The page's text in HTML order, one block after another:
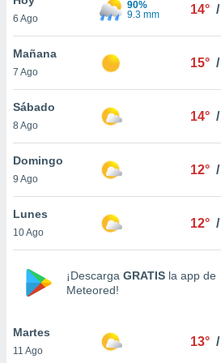
en
más
nuestra
de
aceptar
de
6 Ago
90%
9.3 mm
14° /
Mañana
7 Ago
15° /
Sábado
8 Ago
14° /
Domingo
9 Ago
12° /
Lunes
10 Ago
12° /
¡Descarga GRATIS la app de
Meteored!
Martes
11 Ago
13° /